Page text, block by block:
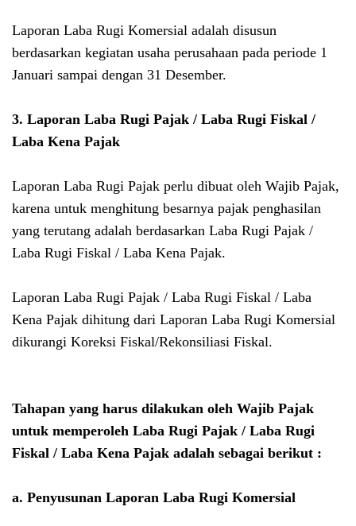
Laporan Laba Rugi Komersial adalah disusun
berdasarkan kegiatan usaha perusahaan pada periode 1
Januari sampai dengan 31 Desember.
3. Laporan Laba Rugi Pajak / Laba Rugi Fiskal /
Laba Kena Pajak
Laporan Laba Rugi Pajak perlu dibuat oleh Wajib Pajak,
karena untuk menghitung besarnya pajak penghasilan
yang terutang adalah berdasarkan Laba Rugi Pajak /
Laba Rugi Fiskal / Laba Kena Pajak.
Laporan Laba Rugi Pajak / Laba Rugi Fiskal / Laba
Kena Pajak dihitung dari Laporan Laba Rugi Komersial
dikurangi Koreksi Fiskal/Rekonsiliasi Fiskal.
Tahapan yang harus dilakukan oleh Wajib Pajak
untuk memperoleh Laba Rugi Pajak / Laba Rugi
Fiskal / Laba Kena Pajak adalah sebagai berikut :
a. Penyusunan Laporan Laba Rugi Komersial